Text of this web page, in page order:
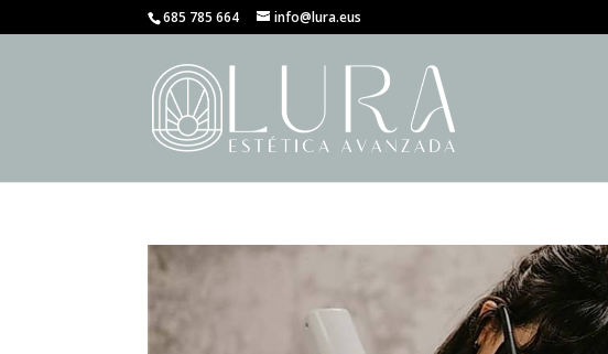
685 785 664 info@lura.eus